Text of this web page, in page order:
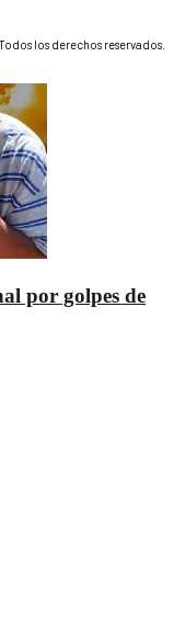
los derechos reservados.
por golpes de